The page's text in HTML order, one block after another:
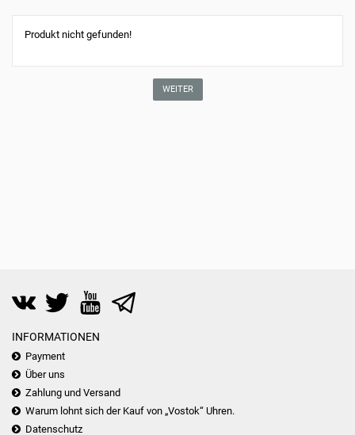
Produkt nicht gefunden!
WEITER
INFORMATIONEN
Payment
Über uns
Zahlung und Versand
Warum lohnt sich der Kauf von „Vostok“ Uhren.
Datenschutz